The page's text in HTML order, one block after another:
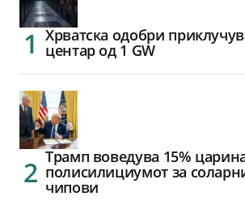
Хрватска одобри
центар од 1 GW
Трамп воведува 15%
полисилициумот за
чипови